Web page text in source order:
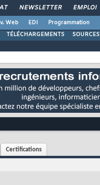
NEWSLETTER EMPLOI
Web EDI Programmation
TÉLÉCHARGEMENTS SOURCES
Certifications